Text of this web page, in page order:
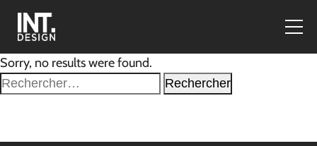
Sorry, no results were found.
Rechercher :